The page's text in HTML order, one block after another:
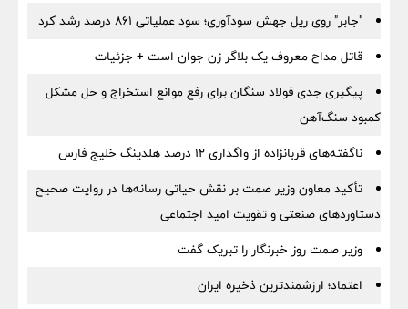
"جابر" روی ریل جهش سودآوری؛ سود عملیاتی ۸۶۱ درصد رشد کرد
قاتل مداح معروف یک بلاگر زن جوان است + جزئیات
پیگیری جدی فولاد سنگان برای رفع موانع استخراج و حل مشکل
کمبود سنگ‌آهن
ناگفته‌های قربانزاده از واگذاری ۱۲ درصد هلدینگ خلیج فارس
تأکید معاون وزیر صمت بر نقش حیاتی رسانه‌ها در روایت صحیح
دستاوردهای صنعتی و تقویت امید اجتماعی
وزیر صمت روز خبرنگار را تبریک گفت
اعتماد؛ ارزشمندترین ذخیره ایران